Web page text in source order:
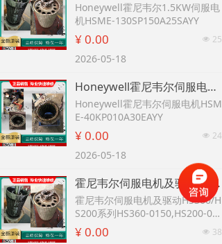
Honeywell霍尼韦尔1.5KW伺服电
机HSME-130SP150A25SAYY
넶 25
¥ 0.00
2026-05-18
Honeywell霍尼韦尔伺服电机HSME-40KP010A30EAYY
Honeywell霍尼韦尔伺服电机HSM
E-40KP010A30EAYY
넶 24
¥ 0.00
2026-05-18
霍尼韦尔伺服电机及驱动HS360/HS200系列HS360-0150,HS200-075-A
霍尼韦尔伺服电机及驱动HS360/H
S200系列HS360-0150,HS200-07
5-A
넶 38
¥ 0.00